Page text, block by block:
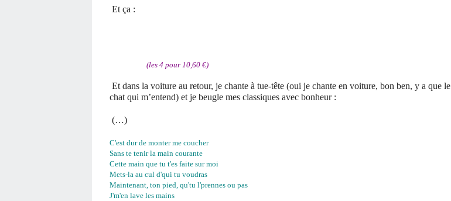
Et ça :
(les 4 pour 10,60 €)
Et dans la voiture au retour, je chante à tue-tête (oui je chante en voiture, bon ben, y a que le
chat qui m’entend) et je beugle mes classiques avec bonheur :
(…)
C'est dur de monter me coucher
Sans te tenir la main courante
Cette main que tu t'es faite sur moi
Mets-la au cul d'qui tu voudras
Maintenant, ton pied, qu'tu l'prennes ou pas
J'm'en lave les mains